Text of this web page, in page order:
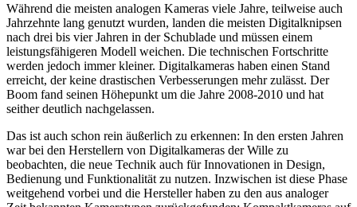
Während die meisten analogen Kameras viele Jahre, teilweise auch
Jahrzehnte lang genutzt wurden, landen die meisten Digitalknipsen
nach drei bis vier Jahren in der Schublade und müssen einem
leistungsfähigeren Modell weichen. Die technischen Fortschritte
werden jedoch immer kleiner. Digitalkameras haben einen Stand
erreicht, der keine drastischen Verbesserungen mehr zulässt. Der
Boom fand seinen Höhepunkt um die Jahre 2008-2010 und hat
seither deutlich nachgelassen.
Das ist auch schon rein äußerlich zu erkennen: In den ersten Jahren
war bei den Herstellern von Digitalkameras der Wille zu
beobachten, die neue Technik auch für Innovationen in Design,
Bedienung und Funktionalität zu nutzen. Inzwischen ist diese Phase
weitgehend vorbei und die Hersteller haben zu den aus analoger